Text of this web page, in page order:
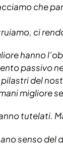
che
ci
hanno
passivo
del
migliore
tutelati.
senso del